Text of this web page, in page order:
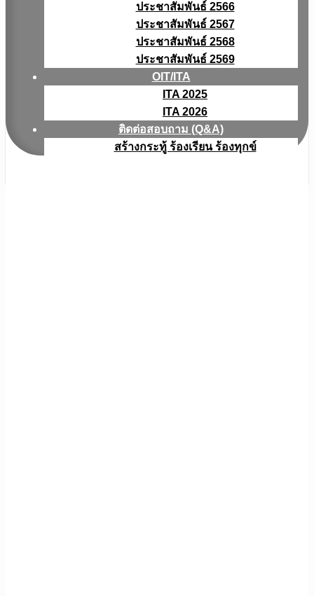
ประชาสัมพันธ์ 2566
ประชาสัมพันธ์ 2567
ประชาสัมพันธ์ 2568
ประชาสัมพันธ์ 2569
OIT/ITA
ITA 2025
ITA 2026
ติดต่อสอบถาม (Q&A)
สร้างกระทู้ ร้องเรียน ร้องทุกข์